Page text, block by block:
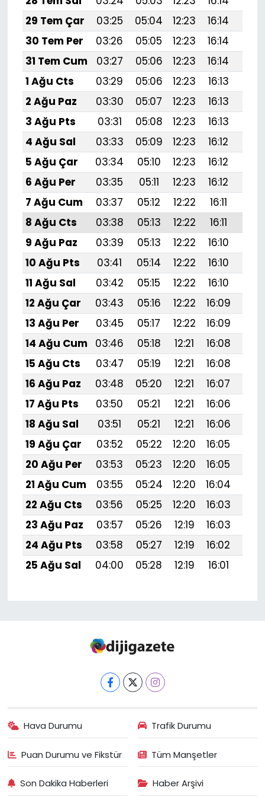
29 Tem Çar
03:25 05:04 12:23 16:14
30 Tem Per
03:26 05:05 12:23 16:14
31 Tem Cum
03:27 05:06 12:23 16:14
1 Ağu Cts
03:29 05:06 12:23 16:13
2 Ağu Paz
03:30 05:07 12:23 16:13
3 Ağu Pts
03:31 05:08 12:23 16:13
4 Ağu Sal
03:33 05:09 12:23 16:12
5 Ağu Çar
03:34 05:10 12:23 16:12
6 Ağu Per
03:35 05:11 12:23 16:12
7 Ağu Cum
03:37 05:12 12:22 16:11
8 Ağu Cts
03:38 05:13 12:22 16:11
9 Ağu Paz
03:39 05:13 12:22 16:10
10 Ağu Pts
03:41 05:14 12:22 16:10
11 Ağu Sal
03:42 05:15 12:22 16:10
12 Ağu Çar
03:43 05:16 12:22 16:09
13 Ağu Per
03:45 05:17 12:22 16:09
14 Ağu Cum
03:46 05:18 12:21 16:08
15 Ağu Cts
03:47 05:19 12:21 16:08
16 Ağu Paz
03:48 05:20 12:21 16:07
17 Ağu Pts
03:50 05:21 12:21 16:06
18 Ağu Sal
03:51 05:21 12:21 16:06
19 Ağu Çar
03:52 05:22 12:20 16:05
20 Ağu Per
03:53 05:23 12:20 16:05
21 Ağu Cum
03:55 05:24 12:20 16:04
22 Ağu Cts
03:56 05:25 12:20 16:03
23 Ağu Paz
03:57 05:26 12:19 16:03
24 Ağu Pts
03:58 05:27 12:19 16:02
25 Ağu Sal
04:00 05:28 12:19 16:01
Hava Durumu Trafik Durumu
Puan Durumu ve Fikstür Tüm Manşetler
Son Dakika Haberleri Haber Arşivi